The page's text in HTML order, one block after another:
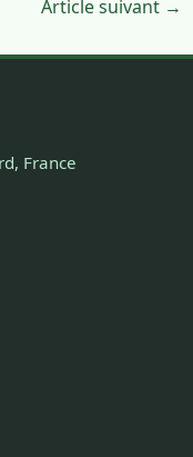
Article suivant →
France